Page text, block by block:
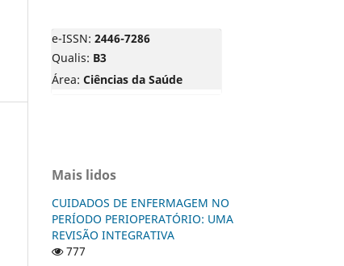
e-ISSN: 2446-7286
Qualis: B3
Área: Ciências da Saúde
Mais lidos
CUIDADOS DE ENFERMAGEM NO
PERÍODO PERIOPERATÓRIO: UMA
REVISÃO INTEGRATIVA
777